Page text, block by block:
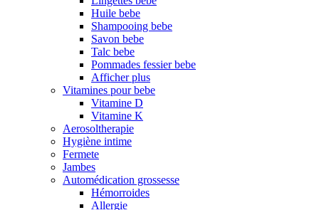
Huile bebe
Shampooing bebe
Savon bebe
Talc bebe
Pommades fessier bebe
Afficher plus
Vitamines pour bebe
Vitamine D
Vitamine K
Aerosoltherapie
Hygiène intime
Fermete
Jambes
Automédication grossesse
Hémorroides
Allergie